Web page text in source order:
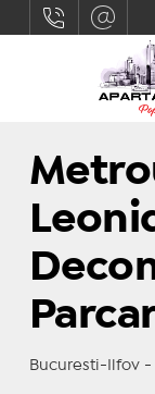
Bucuresti-Ilfov -